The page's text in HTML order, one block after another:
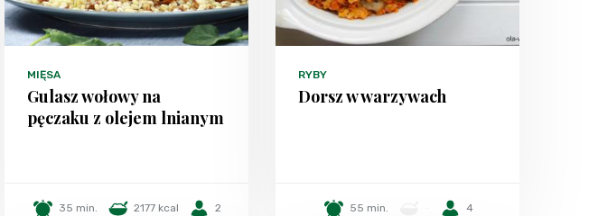
MIĘSA
Gulasz wołowy na
pęczaku z olejem lnianym
35 min. 2177 kcal 2
RYBY
Dorsz w warzywach
55 min. 4